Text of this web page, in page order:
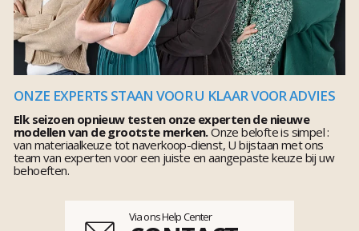
ONZE EXPERTS STAAN VOOR U KLAAR VOOR ADVIES
Elk seizoen opnieuw testen onze experten de nieuwe
modellen van de grootste merken.Onze belofte is simpel :
van materiaalkeuze tot naverkoop-dienst, U bijstaan met ons
team van experten voor een juiste en aangepaste keuze bij uw
behoeften.
Via ons Help Center